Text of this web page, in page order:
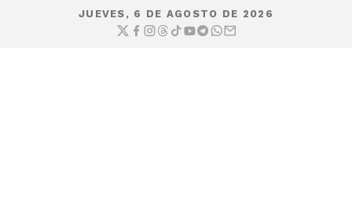
JUEVES, 6 DE AGOSTO DE 2026